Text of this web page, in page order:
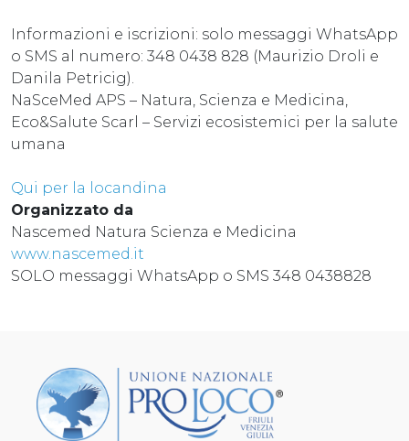
Informazioni e iscrizioni: solo messaggi WhatsApp
o SMS al numero: 348 0438 828 (Maurizio Droli e
Danila Petricig).
NaSceMed APS – Natura, Scienza e Medicina,
Eco&Salute Scarl – Servizi ecosistemici per la salute
umana
Qui per la locandina
Organizzato da
Nascemed Natura Scienza e Medicina
www.nascemed.it
SOLO messaggi WhatsApp o SMS 348 0438828